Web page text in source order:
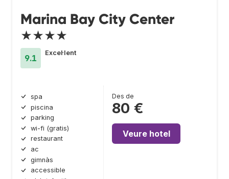
Marina Bay City Center
★★★★
9.1
Excel·lent
spa
piscina
parking
wi-fi (gratis)
restaurant
ac
gimnàs
accessible
Des de
80 €
Veure hotel